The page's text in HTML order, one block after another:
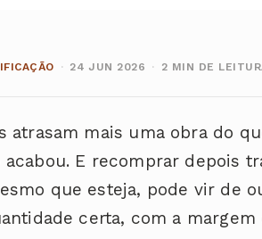
· 24 JUN 2026 · 2 MIN DE
atrasam mais uma obra do
acabou. E recomprar depois
que esteja, pode vir de
certa, com a